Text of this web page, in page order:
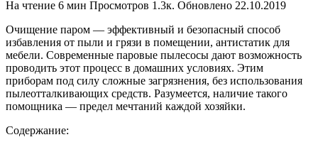
На чтение 6 мин Просмотров 1.3к. Обновлено 22.10.2019
Очищение паром — эффективный и безопасный способ
избавления от пыли и грязи в помещении, антистатик для
мебели. Современные паровые пылесосы дают возможность
проводить этот процесс в домашних условиях. Этим
приборам под силу сложные загрязнения, без использования
пылеотталкивающих средств. Разумеется, наличие такого
помощника — предел мечтаний каждой хозяйки.
Содержание: